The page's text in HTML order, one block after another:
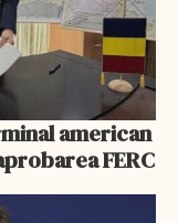
american
FERC